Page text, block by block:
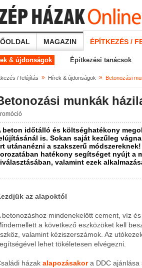
MAGAZIN ÉPÍTKEZÉS /
& újdonságok Építkezési tanácsok
/ felújítás » Hírek & újdonságok » Betonozási
munkák
beton időtálló és költséghatékony
is. Sokan saját kezűleg
utánanézni a szakszerű
hatékony segítséget nyújt a
valamint ezek
az alapoktól
betonozáshoz mindenekelőtt cement, víz
a következő eszközöket kell
valamint kéziszerszámok. Az
lehet tökéletesen elvégezni.
házak alapozásakora DDC ajánlása